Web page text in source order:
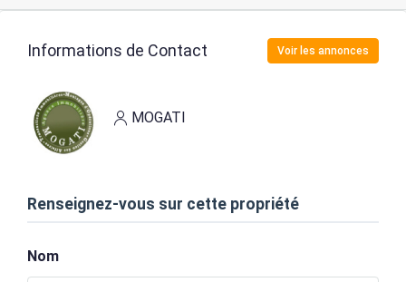
Informations de Contact Voir les annonces
MOGATI
Renseignez-vous sur cette propriété
Nom